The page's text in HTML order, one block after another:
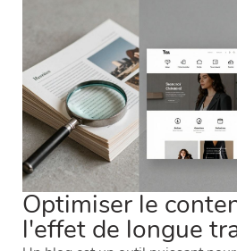
Optimiser le
l'effet de longue